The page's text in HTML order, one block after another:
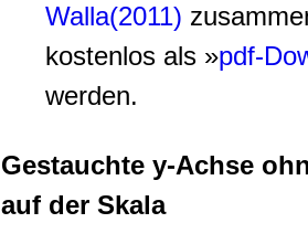
Walla(2011)
kostenlos als »pdf-
werden.
Gestauchte y-Achse
auf der Skala